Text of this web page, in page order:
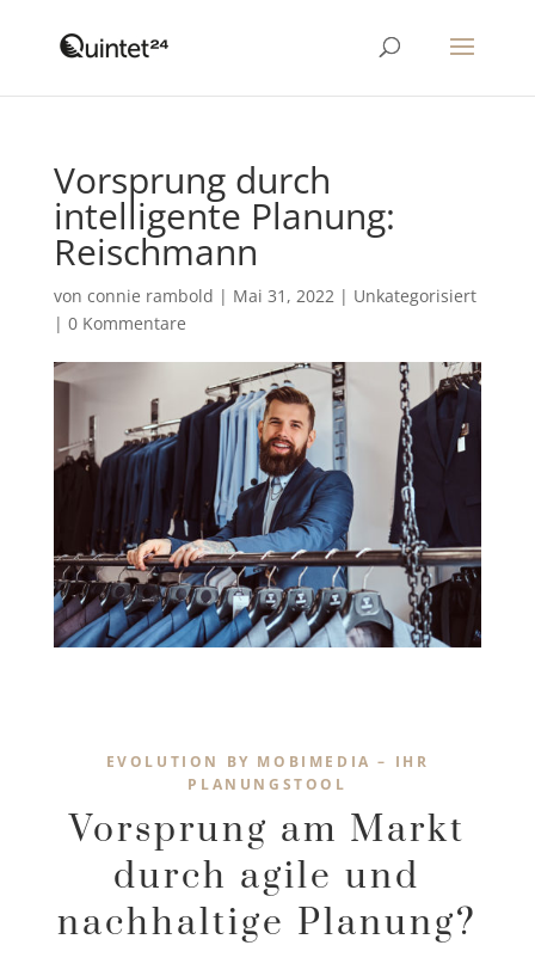
Vorsprung durch
intelligente Planung:
Reischmann
von connie rambold | Mai 31, 2022| Unkategorisiert
| 0 Kommentare
EVOLUTION BY MOBIMEDIA – IHR
PLANUNGSTOOL
Vorsprung am Markt
durch agile und
nachhaltige Planung?